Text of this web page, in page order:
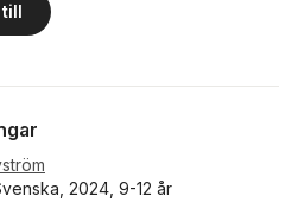
till
2024, 9-12 år